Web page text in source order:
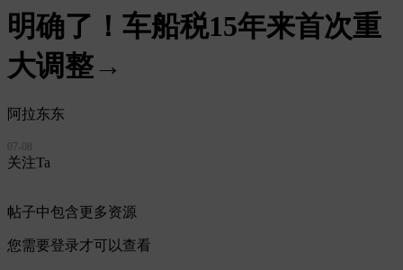
明确了！车船税15年来首次重
大调整→
阿拉东东
07-08
关注Ta
帖子中包含更多资源
您需要登录才可以查看